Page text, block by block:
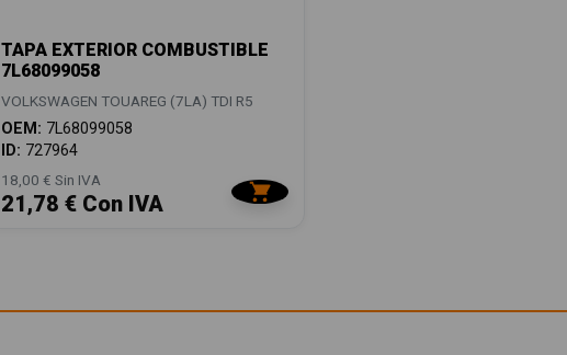
TAPA EXTERIOR COMBUSTIBLE
7L68099058
VOLKSWAGEN TOUAREG (7LA) TDI R5
OEM: 7L68099058
ID: 727964
18,00 € Sin IVA
21,78 € Con IVA